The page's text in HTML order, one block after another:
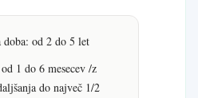
doba: od 2 do 5 let
1 do 6 mesecev /z
do največ 1/2